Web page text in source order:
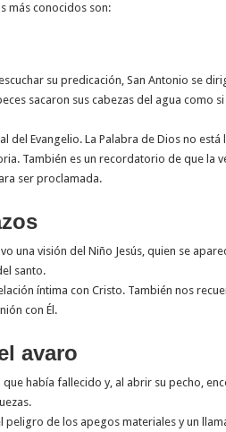
más conocidos son:
su predicación, San Antonio se
sacaron sus cabezas del agua como si
del Evangelio. La Palabra de Dios no está
También es un recordatorio de que la
ser proclamada.
una visión del Niño Jesús, quien se
santo.
íntima con Cristo. También nos
con Él.
avaro
había fallecido y, al abrir su pecho,
peligro de los apegos materiales y un